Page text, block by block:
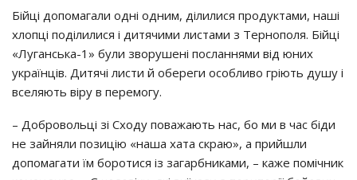
Бійці допомагали одні одним, ділилися продуктами, наші
хлопці поділилися і дитячими листами з Тернополя. Бійці
«Луганська-1» були зворушені посланнями від юних
українців. Дитячі листи й обереги особливо гріють душу і
вселяють віру в перемогу.
– Добровольці зі Сходу поважають нас, бо ми в час біди
не зайняли позицію «наша хата скраю», а прийшли
допомагати їм боротися із загарбниками, – каже помічник